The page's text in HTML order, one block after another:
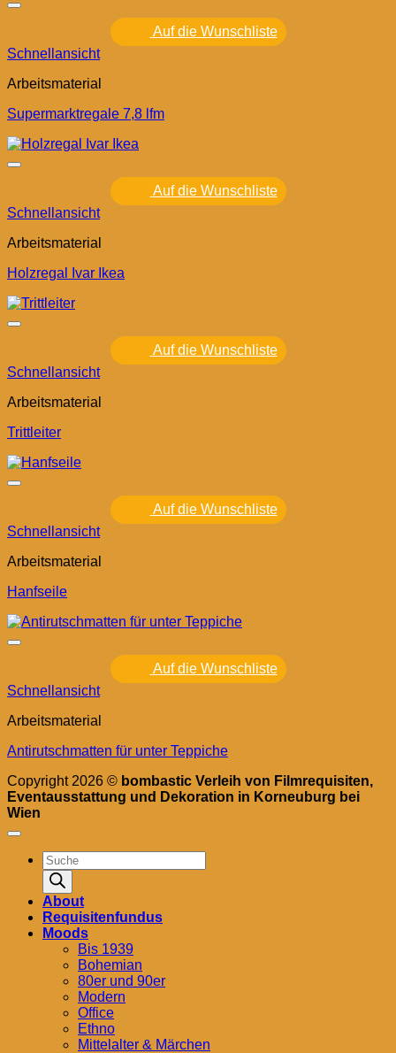
Auf die Wunschliste
Schnellansicht
Arbeitsmaterial
Supermarktregale 7,8 lfm
Auf die Wunschliste
Schnellansicht
Arbeitsmaterial
Holzregal Ivar Ikea
Auf die Wunschliste
Schnellansicht
Arbeitsmaterial
Trittleiter
Auf die Wunschliste
Schnellansicht
Arbeitsmaterial
Hanfseile
Auf die Wunschliste
Schnellansicht
Arbeitsmaterial
Antirutschmatten für unter Teppiche
Copyright 2026 © bombastic Verleih von Filmrequisiten,
Eventausstattung und Dekoration in Korneuburg bei
Wien
Products
search
About
Requisitenfundus
Moods
Bis 1939
Bohemian
80er und 90er
Modern
Office
Ethno
Mittelalter & Märchen